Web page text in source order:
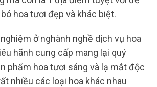
hoa tươi đẹp và khác biệt.
ở nghành nghề dịch vụ hoa
hãnh cung cấp mang lại quý
phẩm hoa tươi sáng và lạ mắt độc
nhiều các loại hoa khác nhau